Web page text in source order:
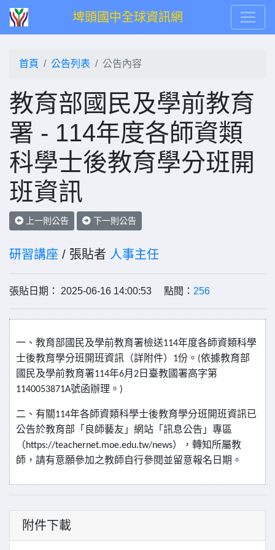
埤頭國中全球資訊網
首頁 公告列表 公告內容
教育部國民及學前教育
署 - 114年度各師資類
科學士後教育學分班開
班資訊
上一則公告 下一則公告
研習講座 / 張貼者 人事主任
張貼日期： 2025-06-16 14:00:53 點閱： 256
一、教育部國民及學前教育署檢送114年度各師資類科學
士後教育學分班開班資訊（詳附件） 1份。 (依據教育部
國民及學前教育署114年6月 2 日臺教國署高字第
1140053871A號函辦理。 )
二、有關114年各師資類科學士後教育學分班開班資訊已
公告於教育部「良師藝友」網站「訊息公告」專區
（https://teachernet.moe.edu.tw/news），轉知所屬教
師，請有意願參加之教師自行參閱並留意報名日期。
附件下載